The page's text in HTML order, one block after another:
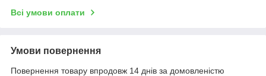
Всі умови оплати
Умови повернення
Повернення товару впродовж 14 днів за домовленістю